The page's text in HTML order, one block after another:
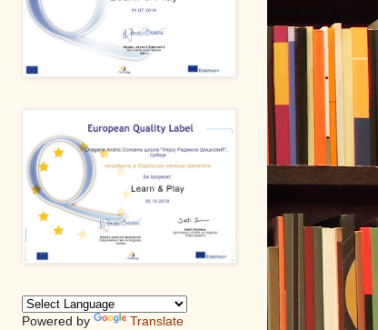
Powered by Translate